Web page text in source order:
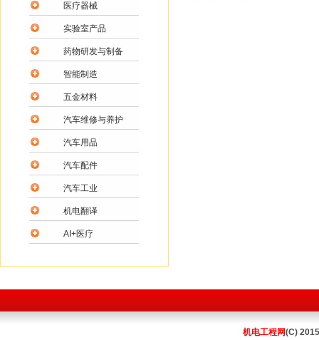
医疗器械
实验室产品
药物研发与制备
智能制造
五金材料
汽车维修与养护
汽车用品
汽车配件
汽车工业
机电翻译
AI+医疗
机电工程网(C)